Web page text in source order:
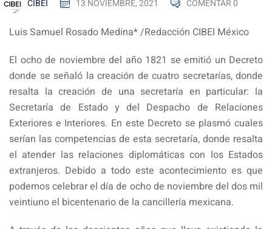
CIBEI 13 NOVIEMBRE, 2021 COMENTAR 0
Luis Samuel Rosado Medina* /Redacción CIBEI México
El ocho de noviembre del año 1821 se emitió un Decreto
donde se señaló la creación de cuatro secretarías, donde
resalta la creación de una secretaría en particular: la
Secretaría de Estado y del Despacho de Relaciones
Exteriores e Interiores. En este Decreto se plasmó cuales
serían las competencias de esta secretaría, donde resalta
el atender las relaciones diplomáticas con los Estados
extranjeros. Debido a todo este acontecimiento es que
podemos celebrar el día de ocho de noviembre del dos mil
veintiuno el bicentenario de la cancillería mexicana.